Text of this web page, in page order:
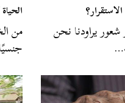
شعور يراودنا نحن من